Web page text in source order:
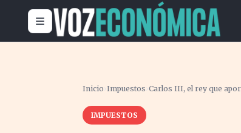
Inicio ›Impuestos ›Carlos III, el rey que
IMPUESTOS